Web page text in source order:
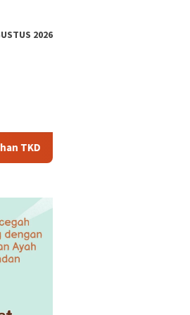
2026
Rp1,65 Triliun, Pastikan Transparan